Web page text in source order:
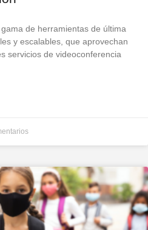
de herramientas de última
y escalables, que aprovechan
servicios de videoconferencia